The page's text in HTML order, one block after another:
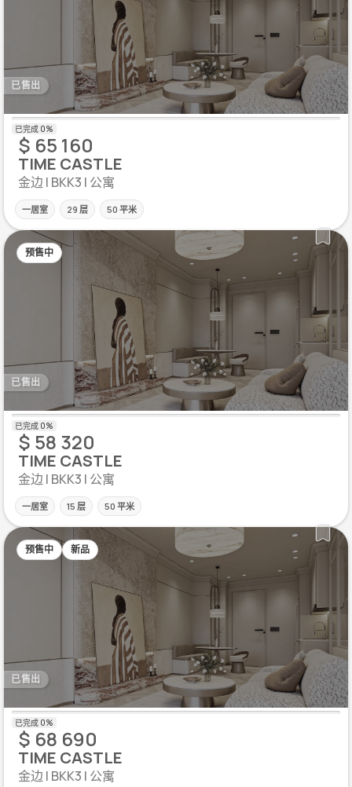
已售出
$ 65 160
TIME CASTLE
金边 | BKK3 | 公寓
一居室 29 层 50 平米
预售中
已售出
$ 58 320
TIME CASTLE
金边 | BKK3 | 公寓
一居室 15 层 50 平米
预售中 新品
已售出
$ 68 690
TIME CASTLE
金边 | BKK3 | 公寓